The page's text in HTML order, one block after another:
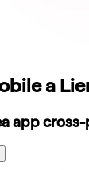
a
app